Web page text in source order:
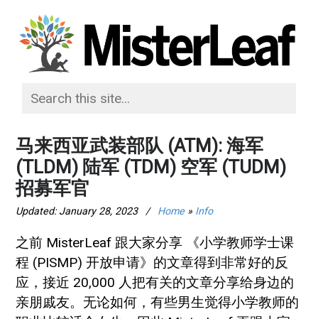
马来西亚武装部队 (ATM): 海军
(TLDM) 陆军 (TDM) 空军 (TUDM)
招募军官
Updated: January 28, 2023 / Home» Info
之前 MisterLeaf 跟大家分享 《小学教师学士课
程 (PISMP) 开放申请》的文章得到非常好的反
应，接近 20,000 人把有关的文章分享给身边的
亲朋戚友。无论如何，有些男生觉得小学教师的